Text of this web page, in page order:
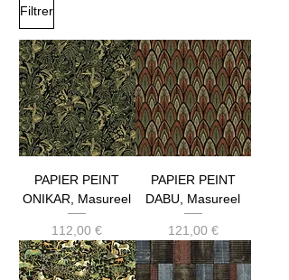
Filtrer
PAPIER PEINT
ONIKAR, Masureel
Prix
112,00 €
PAPIER PEINT
DABU, Masureel
Prix
121,00 €